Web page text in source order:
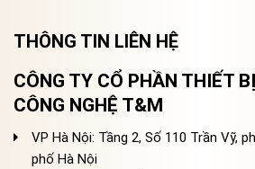
THÔNG TIN LIÊN HỆ
CÔNG TY CỔ PHẦN THIẾT
CÔNG NGHỆ T&M
VP Hà Nội: Tầng 2, Số 110 Trần Vỹ,
phố Hà Nội